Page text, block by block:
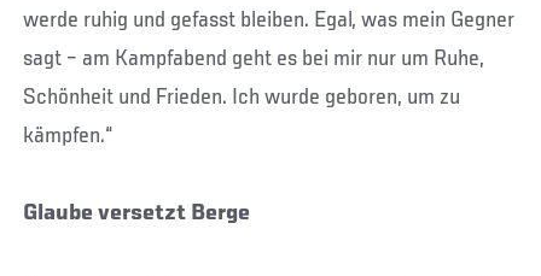
werde ruhig und gefasst bleiben. Egal, was mein Gegner
sagt – am Kampfabend geht es bei mir nur um Ruhe,
Schönheit und Frieden. Ich wurde geboren, um zu
kämpfen.“
Glaube versetzt Berge